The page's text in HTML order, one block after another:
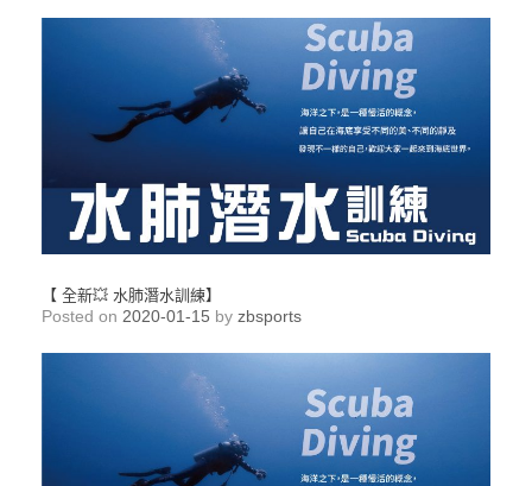
【 全新💥 水肺潛水訓練】
Posted on 2020-01-15 by zbsports